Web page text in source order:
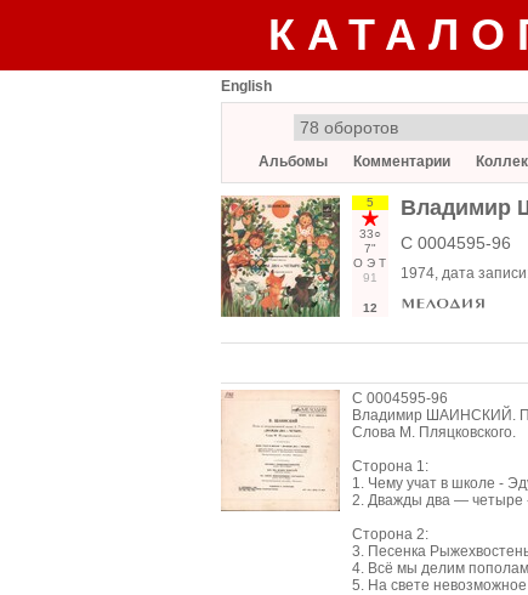
English
Альбомы Комментарии
5
33○
7"
О Э Т
91
12
Владимир
С 0004595-96
1974, дата
С 0004595-96
Владимир ШАИНСКИЙ.
Слова М. Пляцковского.
Сторона 1:
1. Чему учат в школе -
2. Дважды два — четыре
Сторона 2:
3. Песенка
4. Всё мы делим
5. На свете